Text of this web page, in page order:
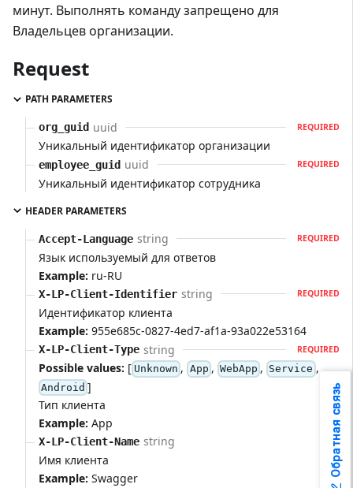
минут. Выполнять команду запрещено для
Владельцев организации.
Request
PATH PARAMETERS
org_guid uuid REQUIRED
Уникальный идентификатор организации
employee_guid uuid REQUIRED
Уникальный идентификатор сотрудника
HEADER PARAMETERS
Accept-Language string REQUIRED
Язык используемый для ответов
Example: ru-RU
X-LP-Client-Identifier string REQUIRED
Идентификатор клиента
Example: 955e685c-0827-4ed7-af1a-93a022e53164
X-LP-Client-Type string REQUIRED
Possible values: [ Unknown , App , WebApp , Service ,
Android ]
Тип клиента
Example: App
X-LP-Client-Name string
Имя клиента
Example: Swagger
Обратная связь